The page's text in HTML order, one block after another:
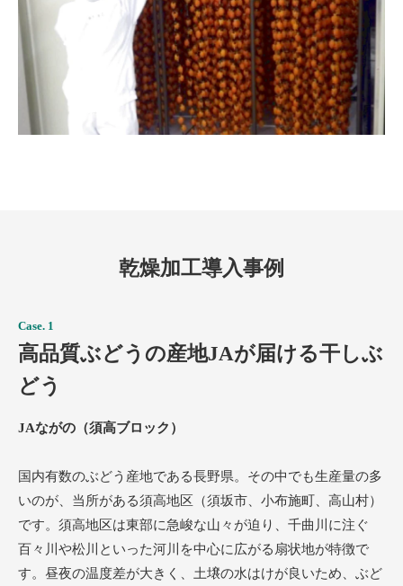
乾燥加工導入事例
Case. 1
高品質ぶどうの産地JAが届ける干しぶ
どう
JAながの（須高ブロック）
国内有数のぶどう産地である長野県。その中でも生産量の多
いのが、当所がある須高地区（須坂市、小布施町、高山村）
です。須高地区は東部に急峻な山々が迫り、千曲川に注ぐ
百々川や松川といった河川を中心に広がる扇状地が特徴で
す。昼夜の温度差が大きく、土壌の水はけが良いため、ぶど